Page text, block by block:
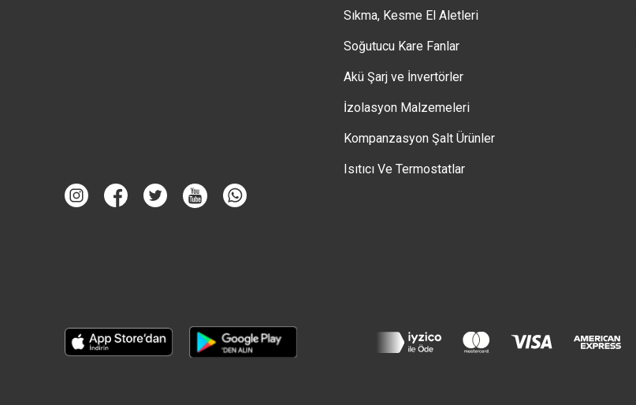
Sıkma, Kesme El Aletleri
Soğutucu Kare Fanlar
Akü Şarj ve İnvertörler
İzolasyon Malzemeleri
Kompanzasyon Şalt Ürünler
Isıtıcı Ve Termostatlar